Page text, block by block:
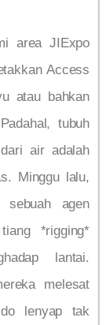
area JIExpo
Access
atau bahkan
tubuh
air adalah
Minggu lalu,
agen
*rigging*
lantai.
melesat
lenyap tak